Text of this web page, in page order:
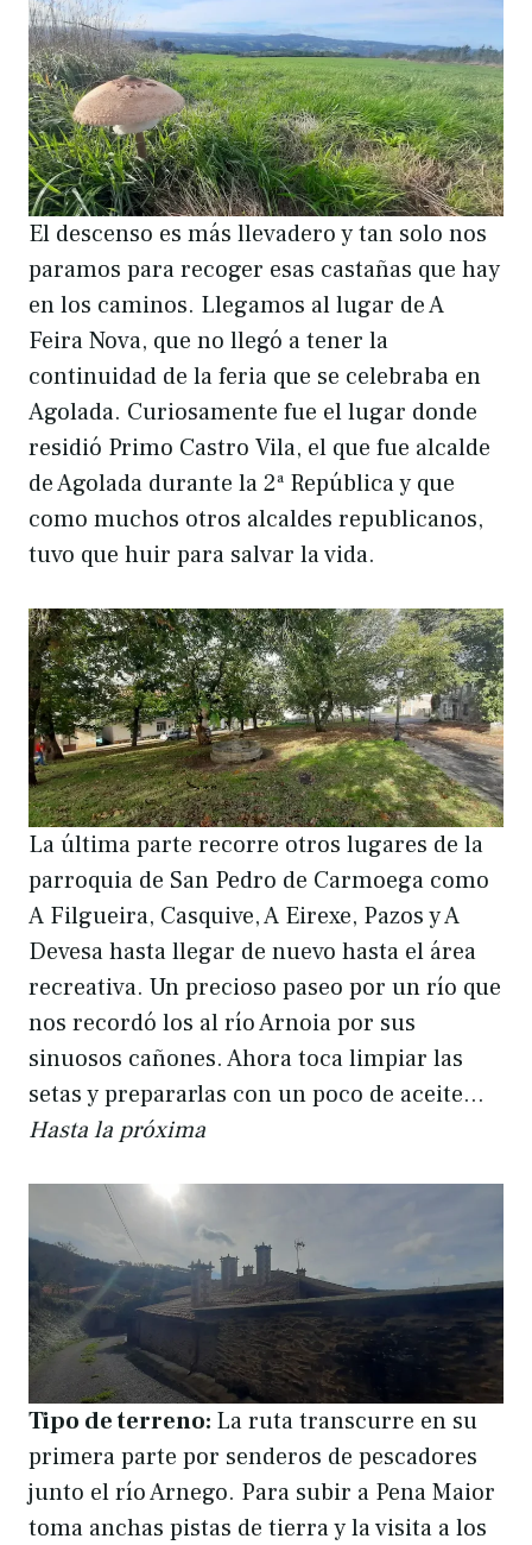
El descenso es más llevadero y tan solo nos
paramos para recoger esas castañas que hay
en los caminos. Llegamos al lugar de A
Feira Nova, que no llegó a tener la
continuidad de la feria que se celebraba en
Agolada. Curiosamente fue el lugar donde
residió Primo Castro Vila, el que fue alcalde
de Agolada durante la 2ª República y que
como muchos otros alcaldes republicanos,
tuvo que huir para salvar la vida.
La última parte recorre otros lugares de la
parroquia de San Pedro de Carmoega como
A Filgueira, Casquive, A Eirexe, Pazos y A
Devesa hasta llegar de nuevo hasta el área
recreativa. Un precioso paseo por un río que
nos recordó los al río Arnoia por sus
sinuosos cañones. Ahora toca limpiar las
setas y prepararlas con un poco de aceite…
Hasta la próxima
Tipo de terreno: La ruta transcurre en su
primera parte por senderos de pescadores
junto el río Arnego. Para subir a Pena Maior
toma anchas pistas de tierra y la visita a los